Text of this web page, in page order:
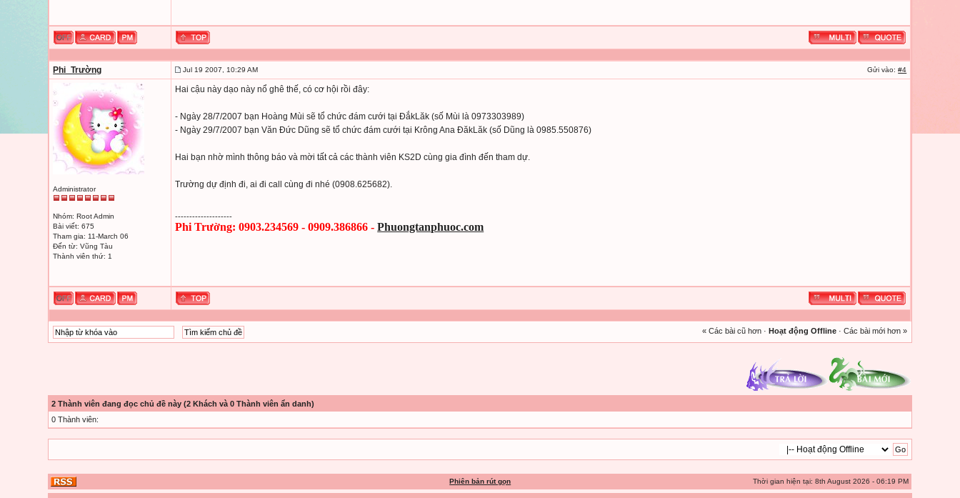
Phi_Trường Jul 19 2007, 10:29 AM Gửi vào:#4
Administrator
Nhóm: Root Admin
Bài viết: 675
Tham gia: 11-March 06
Đến từ: Vũng Tàu
Thành viên thứ: 1
Hai cậu này dạo này nổ ghê thế, có cơ hội rồi đây:
- Ngày 28/7/2007 bạn Hoàng Mùi sẽ tổ chức đám cưới tại ĐắkLăk (số Mùi là 0973303989)
- Ngày 29/7/2007 bạn Văn Đức Dũng sẽ tổ chức đám cưới tại Krông Ana ĐăkLăk (số Dũng là 0985.550876)
Hai bạn nhờ mình thông báo và mời tất cả các thành viên KS2D cùng gia đình đến tham dự.
Trường dự định đi, ai đi call cùng đi nhé (0908.625682).
--------------------
Phi Trường: 0903.234569 - 0909.386866 -Phuongtanphuoc.com
« Các bài cũ hơn· Hoạt động Offline· Các bài mới hơn »
2 Thành viên đang đọc chủ đề này (2 Khách và 0 Thành viên ẩn danh)
0 Thành viên:
Phiên bản rút gọn Thời gian hiện tại: 8th August 2026 - 06:19 PM